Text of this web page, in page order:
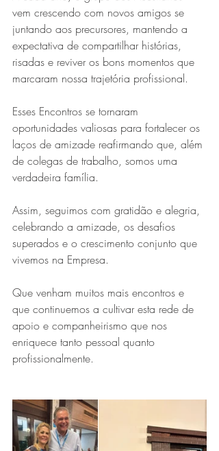
vem crescendo com novos amigos se
juntando aos precursores, mantendo a
expectativa de compartilhar histórias,
risadas e reviver os bons momentos que
marcaram nossa trajetória profissional.
Esses Encontros se tornaram
oportunidades valiosas para fortalecer os
laços de amizade reafirmando que, além
de colegas de trabalho, somos uma
verdadeira família.
Assim, seguimos com gratidão e alegria,
celebrando a amizade, os desafios
superados e o crescimento conjunto que
vivemos na Empresa.
Que venham muitos mais encontros e
que continuemos a cultivar esta rede de
apoio e companheirismo que nos
enriquece tanto pessoal quanto
profissionalmente.